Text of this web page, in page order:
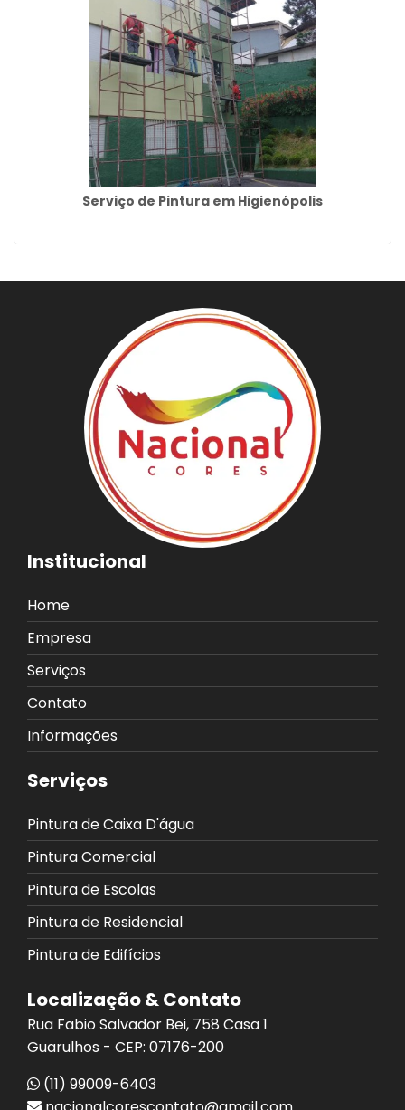
Serviço de Pintura em Higienópolis
Institucional
Home
Empresa
Serviços
Contato
Informações
Serviços
Pintura de Caixa D'água
Pintura Comercial
Pintura de Escolas
Pintura de Residencial
Pintura de Edifícios
Localização & Contato
Rua Fabio Salvador Bei, 758 Casa 1
Guarulhos - CEP: 07176-200
(11) 99009-6403